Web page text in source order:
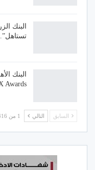
البنك
البنك
Awards…
السابق التالي 1 من 416